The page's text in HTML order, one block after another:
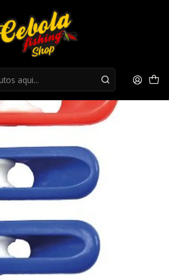
Teflon Colmic puller slot